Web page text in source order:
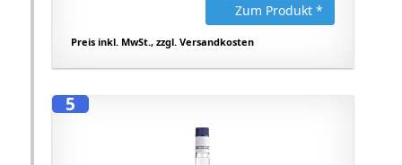
Zum Produkt *
Preis inkl. MwSt., zzgl. Versandkosten
5